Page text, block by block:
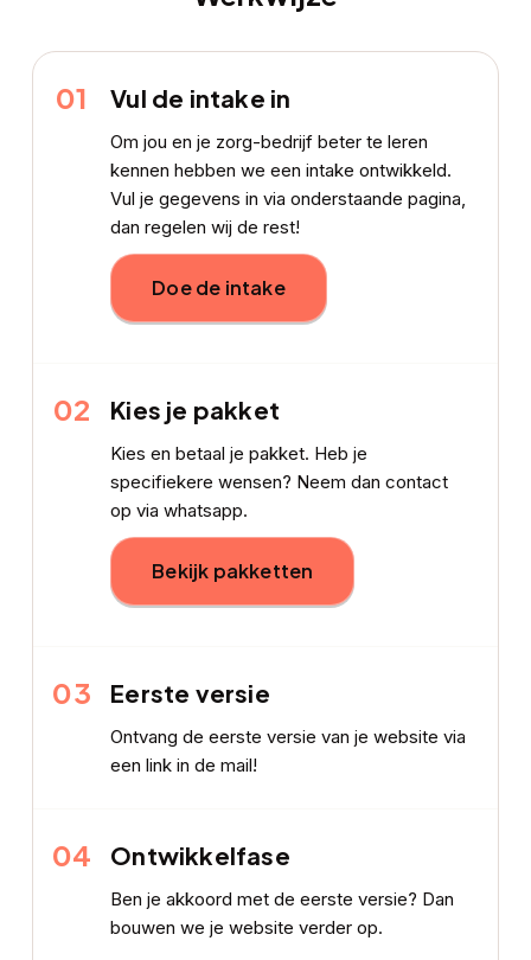
01 Vul de intake in
Om jou en je zorg-bedrijf beter te leren
kennen hebben we een intake ontwikkeld.
Vul je gegevens in via onderstaande pagina,
dan regelen wij de rest!
Doe de intake
02 Kies je pakket
Kies en betaal je pakket. Heb je
specifiekere wensen? Neem dan contact
op via whatsapp.
Bekijk pakketten
03 Eerste versie
Ontvang de eerste versie van je website via
een link in de mail!
04 Ontwikkelfase
Ben je akkoord met de eerste versie? Dan
bouwen we je website verder op.